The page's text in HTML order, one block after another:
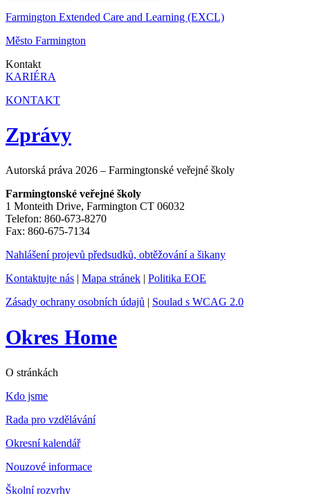
Farmington Extended Care and Learning (EXCL)
Město Farmington
Kontakt
KARIÉRA
KONTAKT
Zprávy
Autorská práva 2026 – Farmingtonské veřejné školy
Farmingtonské veřejné školy
1 Monteith Drive, Farmington CT 06032
Telefon: 860-673-8270
Fax: 860-675-7134
Nahlášení projevů předsudků, obtěžování a šikany
Kontaktujte nás | Mapa stránek | Politika EOE
Zásady ochrany osobních údajů | Soulad s WCAG 2.0
Okres Home
O stránkách
Kdo jsme
Rada pro vzdělávání
Okresní kalendář
Nouzové informace
Školní rozvrhy